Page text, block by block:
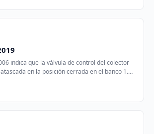
indica que la válvula de control del colector
en la posición cerrada en el banco 1.